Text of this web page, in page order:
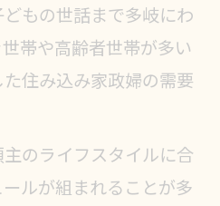
もの世話まで多岐にわ
帯や高齢者世帯が多い
住み込み家政婦の需要
のライフスタイルに合
ルが組まれることが多